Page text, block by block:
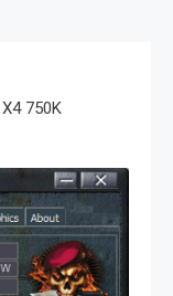
750K